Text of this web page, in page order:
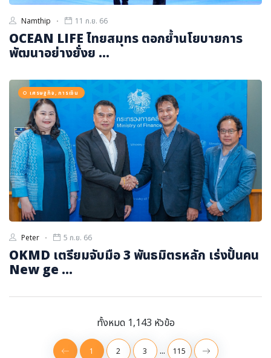
Namthip 11 ก.ย. 66
OCEAN LIFE ไทยสมุทร ตอกย้ำนโยบายการ
พัฒนาอย่างยั่งย ...
เศรษฐกิจ, การเงิน
Peter 5 ก.ย. 66
OKMD เตรียมจับมือ 3 พันธมิตรหลัก เร่งปั้นคน
New ge ...
ทั้งหมด 1,143 หัวข้อ
1 2 3 ... 115